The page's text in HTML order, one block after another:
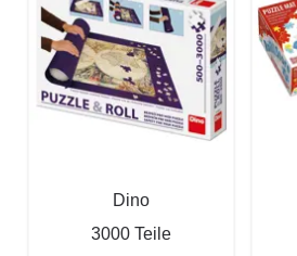
Dino
3000 Teile